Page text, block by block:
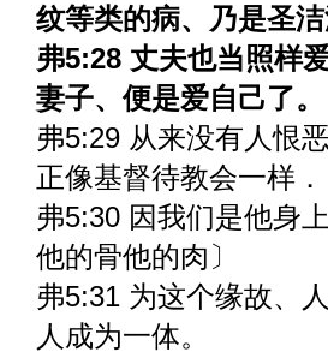
纹等类的病、乃是圣
弗5:28 丈夫也当照样
妻子、便是爱自己了。
弗5:29 从来没有人恨
正像基督待教会一样．
弗5:30 因我们是他身
他的骨他的肉〕
弗5:31 为这个缘故、
人成为一体。